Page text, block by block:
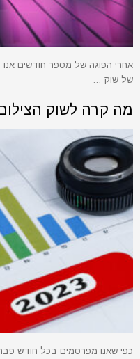
אחרי הפוגה של מספר חודשים
של שוק …
מה קרה לשוק הצילום ב-
כפי שאנו מפרסמים בכל חודש